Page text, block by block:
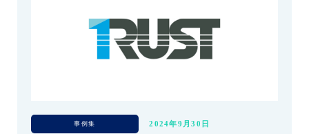
事例集 2024年9月30日